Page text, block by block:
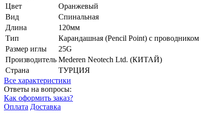
Цвет
Оранжевый
Вид
Спинальная
Длина
120мм
Тип
Карандашная (Pencil Point) с проводником
Размер иглы
25G
Производитель Mederen Neotech Ltd. (КИТАЙ)
Страна
ТУРЦИЯ
Все характеристики
Ответы на вопросы:
Как оформить заказ?
Оплата Доставка